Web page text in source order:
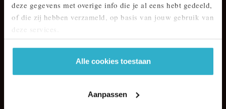
deze gegevens met overige info die je al eens hebt gedeeld,
of die zij hebben verzameld, op basis van jouw gebruik van
deze services.
Alle cookies toestaan
Aanpassen
info@vanlaarhovenmini.nl
ONZE SALES AFDELING
ONZE SERVICE AFDELING